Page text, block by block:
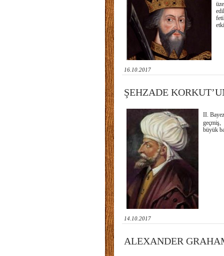
16.10.2017
ŞEHZADE
II.
geçmiş,
büyük
14.10.2017
ALEXANDER